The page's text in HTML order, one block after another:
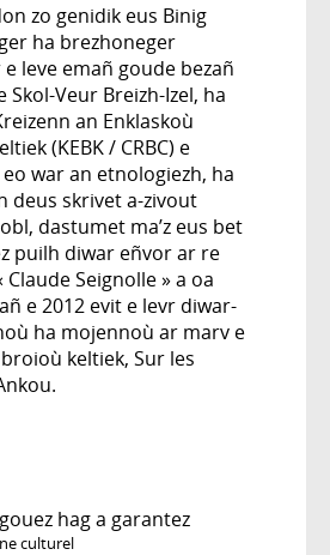
zo genidik eus Binig
ha brezhoneger
leve emañ goude bezañ
Skol-Veur Breizh-Izel, ha
an Enklaskoù
(KEBK / CRBC) e
war an etnologiezh, ha
deus skrivet a-zivout
dastumet ma’z eus bet
puilh diwar eñvor ar re
Claude Seignolle » a oa
e 2012 evit e levr diwar-
ha mojennoù ar marv e
keltiek, Sur les
hag a garantez
culturel